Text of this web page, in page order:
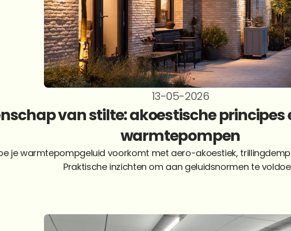
13-05-2026
van stilte: akoestische principes
warmtepompen
je warmtepompgeluid voorkomt met aero-akoestiek,
Praktische inzichten om aan geluidsnormen te